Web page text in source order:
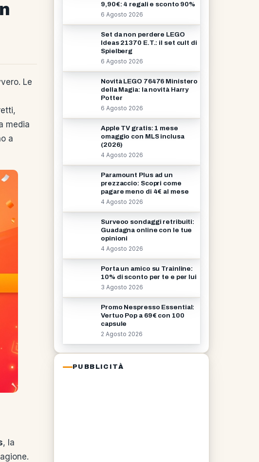
Le
media
a
, la
9,90€: 4 regali e sconto 90%
6 Agosto 2026
Set da non perdere LEGO
Ideas 21370 E.T.: il set cult di
Spielberg
6 Agosto 2026
Novità LEGO 76476 Ministero
della Magia: la novità Harry
Potter
6 Agosto 2026
Apple TV gratis: 1 mese
omaggio con MLS inclusa
(2026)
4 Agosto 2026
Paramount Plus ad un
prezzaccio: Scopri come
pagare meno di 4€ al mese
4 Agosto 2026
Surveoo sondaggi retribuiti:
Guadagna online con le tue
opinioni
4 Agosto 2026
Porta un amico su Trainline:
10% di sconto per te e per lui
3 Agosto 2026
Promo Nespresso Essential:
Vertuo Pop a 69€ con 100
capsule
2 Agosto 2026
PUBBLICITÀ